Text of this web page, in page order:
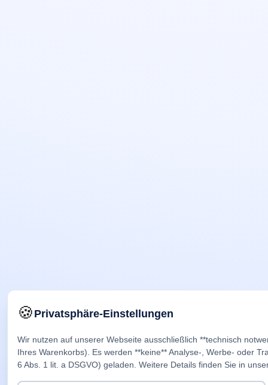
🍪Privatsphäre-Einstellungen
Wir nutzen auf unserer Webseite ausschließlich **technisch
Ihres Warenkorbs). Es werden **keine** Analyse-, Werbe- oder
6 Abs. 1 lit. a DSGVO) geladen. Weitere Details finden Sie in